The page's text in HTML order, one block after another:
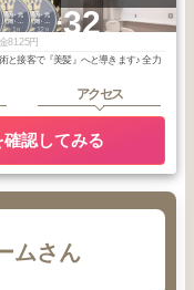
1
関内・元
大岡・白
年 1 月
1
横浜・関内・元
町・上大岡・白
楽2025年 12月
+32
8125円
と接客で『美髪』へと導きます♪ 全力
アクセス
確認してみる
ムさん